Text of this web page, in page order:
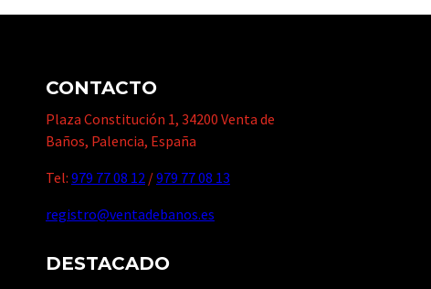
CONTACTO
Plaza Constitución 1, 34200 Venta de
Baños, Palencia, España
Tel: 979 77 08 12 /979 77 08 13
registro@ventadebanos.es
DESTACADO